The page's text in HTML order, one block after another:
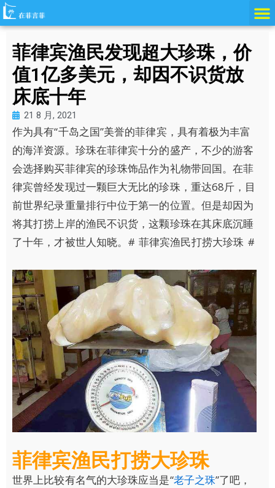
跳
至
菲律宾渔民发现超大珍珠，价
值1亿多美元，却因不识货放
床底十年
21 8 月, 2021
作为具有“千岛之国”美誉的菲律宾，具有着极为丰富
的海洋资源。珍珠在菲律宾十分的盛产，不少的游客
会选择购买菲律宾的珍珠饰品作为礼物带回国。在菲
律宾曾经发现过一颗巨大无比的珍珠，重达68斤，目
前世界纪录重量排行中位于第一的位置。但是却因为
将其打捞上岸的渔民不识货，这颗珍珠在其床底沉睡
了十年，才被世人知晓。# 菲律宾渔民打捞大珍珠 #
菲律宾渔民打捞大珍珠
世界上比较有名气的大珍珠应当是“老子之珠”了吧，